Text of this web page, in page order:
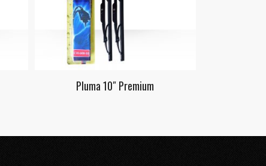
Pluma 10″ Premium